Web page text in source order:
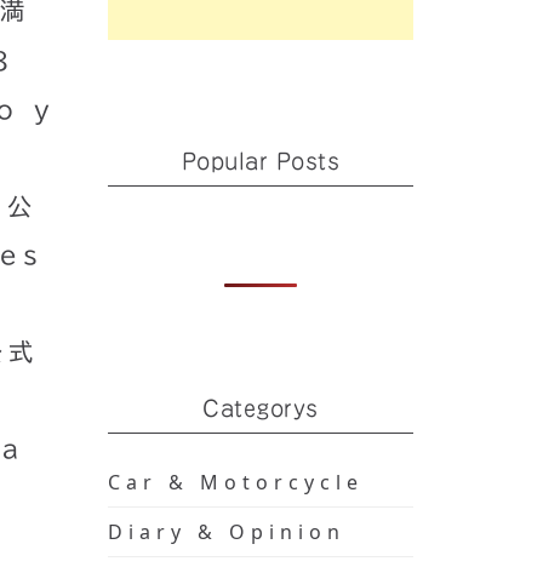
y
Popular Posts
Categorys
Car & Motorcycle
Diary & Opinion